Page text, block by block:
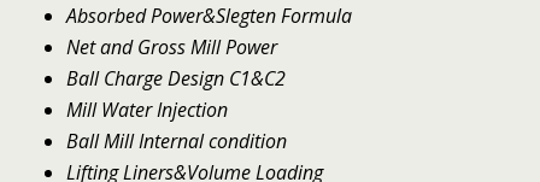
Absorbed Power&Slegten Formula
Net and Gross Mill Power
Ball Charge Design C1&C2
Mill Water Injection
Ball Mill Internal condition
Lifting Liners&Volume Loading